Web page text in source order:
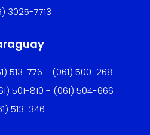
3025-7713
513-776 - (061) 500-268
501-810 - (061) 504-666
513-346